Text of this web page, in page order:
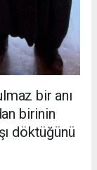
bir anı
birinin
döktüğünü